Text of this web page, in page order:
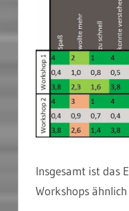
Insgesamt ist das
Workshops